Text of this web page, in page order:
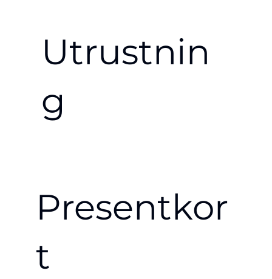
Utrustnin
g
Presentkor
t